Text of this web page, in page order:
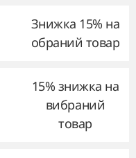
Знижка 15% на
обраний товар
15% знижка на
вибраний
товар